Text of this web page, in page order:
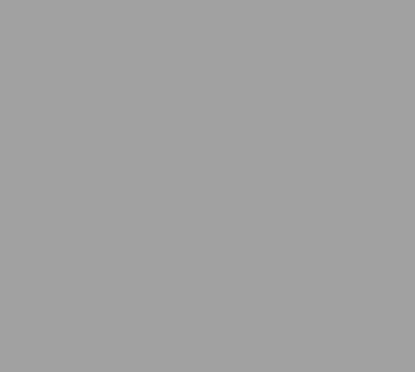
Fiestas Patronales en honor a la Virgen de la Salud y San Miguel
la ORA en Orihuela ‘sin mejoras ni bonificaciones’
a la prevención de incendios en los municipios alicantinos,
con actividades abiertas a la comunidad en San Miguel de